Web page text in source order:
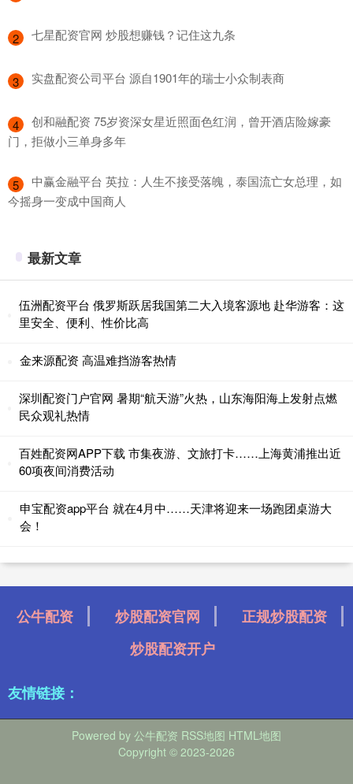
2 ​七星配资官网 炒股想赚钱？记住这九条
3 ​实盘配资公司平台 源自1901年的瑞士小众制表商
4
​创和融配资 75岁资深女星近照面色红润，曾开酒店险嫁豪
门，拒做小三单身多年
5
​中赢金融平台 英拉：人生不接受落魄，泰国流亡女总理，如
今摇身一变成中国商人
最新文章
伍洲配资平台 俄罗斯跃居我国第二大入境客源地 赴华游客：这
里安全、便利、性价比高
金来源配资 高温难挡游客热情
深圳配资门户官网 暑期“航天游”火热，山东海阳海上发射点燃
民众观礼热情
百姓配资网APP下载 市集夜游、文旅打卡……上海黄浦推出近
60项夜间消费活动
申宝配资app平台 就在4月中……天津将迎来一场跑团桌游大
会！
公牛配资 炒股配资官网
正规炒股配资
炒股配资开户
友情链接：
Powered by 公牛配资 RSS地图 HTML地图
Copyright © 2023-2026